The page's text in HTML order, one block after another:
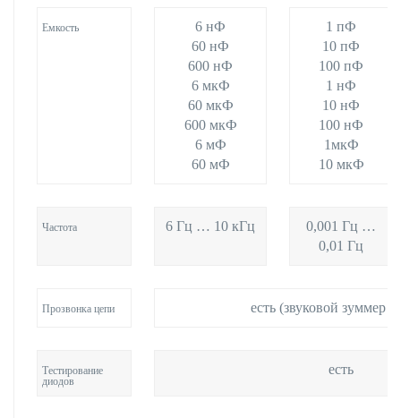
Емкость
6 нФ
60 нФ
600 нФ
6 мкФ
60 мкФ
600 мкФ
6 мФ
60 мФ
1 пФ
10 пФ
100 пФ
1 нФ
10 нФ
100 нФ
1мкФ
10 мкФ
Частота 6 Гц … 10 кГц
0,001 Гц …
0,01 Гц
Прозвонка цепи есть (звуковой зуммер
Тестирование
диодов
есть